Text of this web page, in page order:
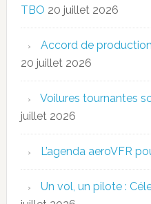
TBO 20 juillet 2026
Accord de
20 juillet 2026
Voilures tournantes
juillet 2026
L’agenda aeroVFR
Un vol, un pilote :